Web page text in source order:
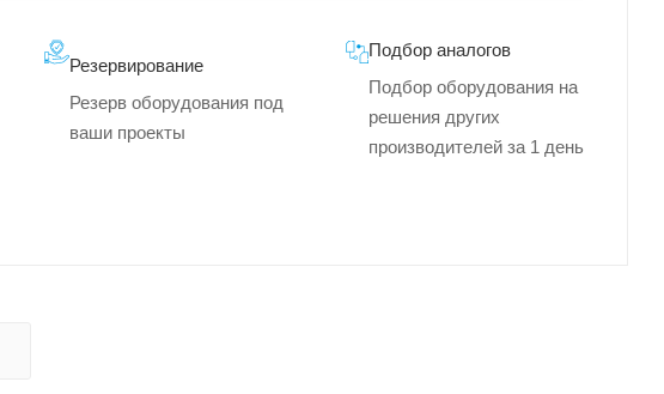
Резервирование
Резерв оборудования под
ваши проекты
Подбор аналогов
Подбор оборудования на
решения других
производителей за 1 день